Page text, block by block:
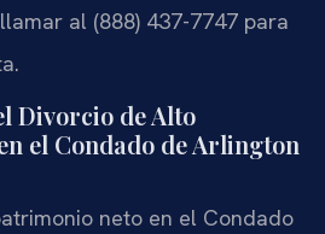
al (888) 437-7747 para
Divorcio de Alto
el Condado de Arlington
neto en el Condado